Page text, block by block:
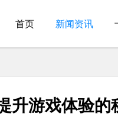
首页 新闻资讯
升游戏体验